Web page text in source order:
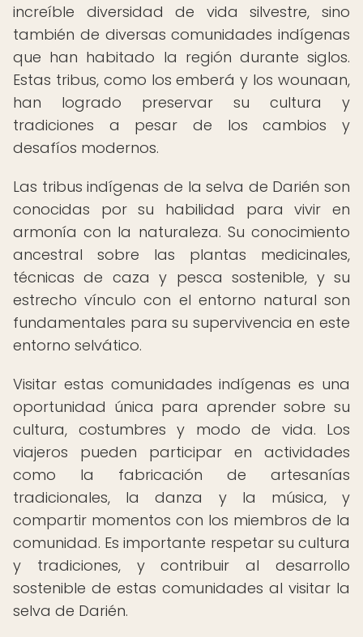
increíble diversidad de vida silvestre, sino
también de diversas comunidades indígenas
que han habitado la región durante siglos.
Estas tribus, como los emberá y los wounaan,
han logrado preservar su cultura y
tradiciones a pesar de los cambios y
desafíos modernos.
Las tribus indígenas de la selva de Darién son
conocidas por su habilidad para vivir en
armonía con la naturaleza. Su conocimiento
ancestral sobre las plantas medicinales,
técnicas de caza y pesca sostenible, y su
estrecho vínculo con el entorno natural son
fundamentales para su supervivencia en este
entorno selvático.
Visitar estas comunidades indígenas es una
oportunidad única para aprender sobre su
cultura, costumbres y modo de vida. Los
viajeros pueden participar en actividades
como la fabricación de artesanías
tradicionales, la danza y la música, y
compartir momentos con los miembros de la
comunidad. Es importante respetar su cultura
y tradiciones, y contribuir al desarrollo
sostenible de estas comunidades al visitar la
selva de Darién.